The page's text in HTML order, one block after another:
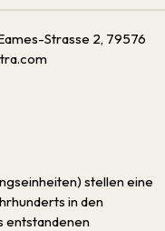
Strasse 2, 79576
stellen eine
in den
entstandenen